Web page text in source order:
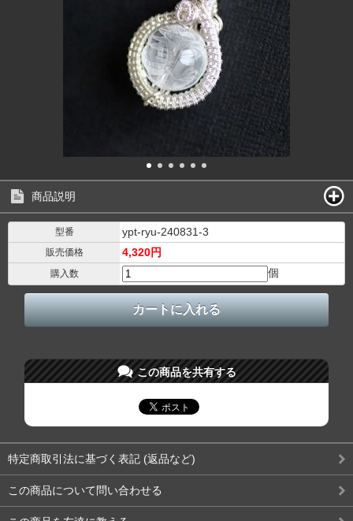
商品説明
型番 ypt-ryu-240831-3
販売価格 4,320円
購入数 個
この商品を共有する
特定商取引法に基づく表記 (返品など)
この商品について問い合わせる